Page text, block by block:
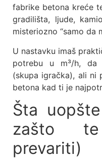
fabrike betona kreće
gradilišta, ljude,
misteriozno “samo da
U nastavku imaš
potrebu u m³/h, da
(skupa igračka), ali ni
betona kad ti je
Šta
zašto
prevariti)